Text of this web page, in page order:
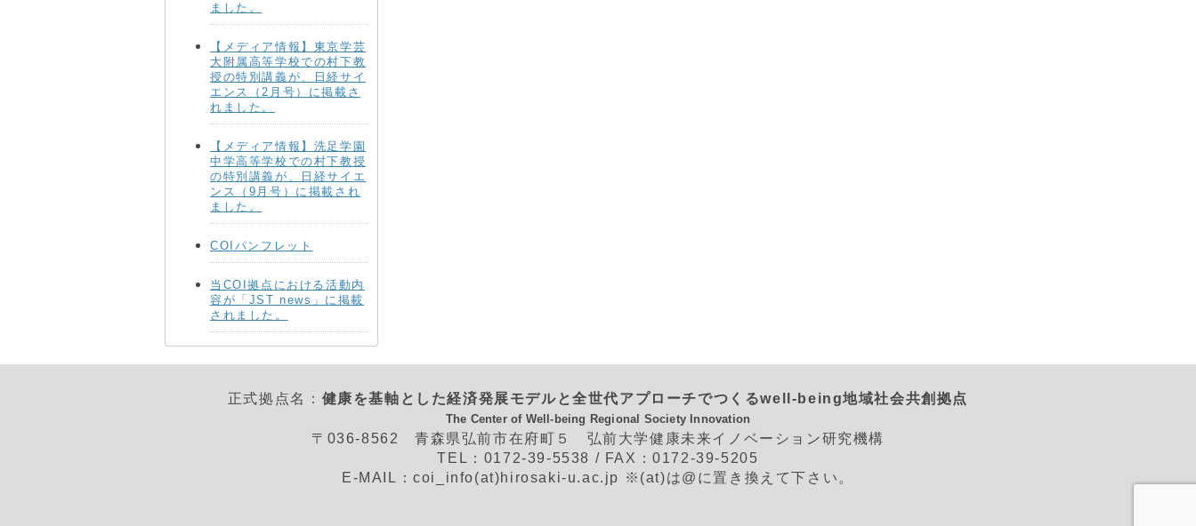
ました。
【メディア情報】東京学芸
大附属高等学校での村下教
授の特別講義が、日経サイ
エンス（2月号）に掲載さ
れました。
【メディア情報】洗足学園
中学高等学校での村下教授
の特別講義が、日経サイエ
ンス（9月号）に掲載され
ました。
COIパンフレット
当COI拠点における活動内
容が「JST news」に掲載
されました。
正式拠点名： 健康を基軸とした経済発展モデルと全世代アプローチでつくるwell-being地域社会共創拠点
The Center of Well-being Regional Society Innovation
〒036-8562 青森県弘前市在府町５ 弘前大学健康未来イノベーション研究機構
TEL：0172-39-5538 / FAX：0172-39-5205
E-MAIL：coi_info(at)hirosaki-u.ac.jp ※(at)は@に置き換えて下さい。